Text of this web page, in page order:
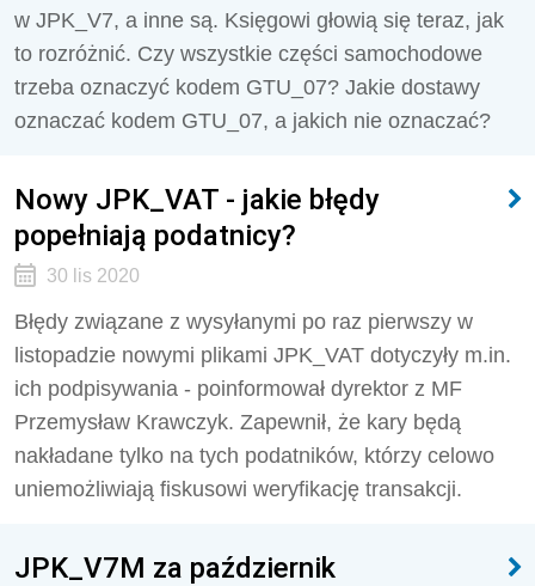
w JPK_V7, a inne są. Księgowi głowią się teraz, jak
to rozróżnić. Czy wszystkie części samochodowe
trzeba oznaczyć kodem GTU_07? Jakie dostawy
oznaczać kodem GTU_07, a jakich nie oznaczać?
Nowy JPK_VAT - jakie błędy
popełniają podatnicy?
30 lis 2020
Błędy związane z wysyłanymi po raz pierwszy w
listopadzie nowymi plikami JPK_VAT dotyczyły m.in.
ich podpisywania - poinformował dyrektor z MF
Przemysław Krawczyk. Zapewnił, że kary będą
nakładane tylko na tych podatników, którzy celowo
uniemożliwiają fiskusowi weryfikację transakcji.
JPK_V7M za październik